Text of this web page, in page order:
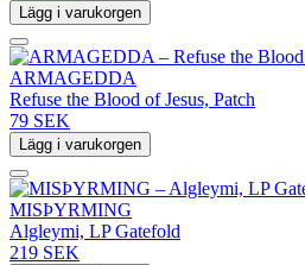
Lägg i varukorgen
ARMAGEDDA
Refuse the Blood of Jesus, Patch
79 SEK
Lägg i varukorgen
MISÞYRMING
Algleymi, LP Gatefold
219 SEK